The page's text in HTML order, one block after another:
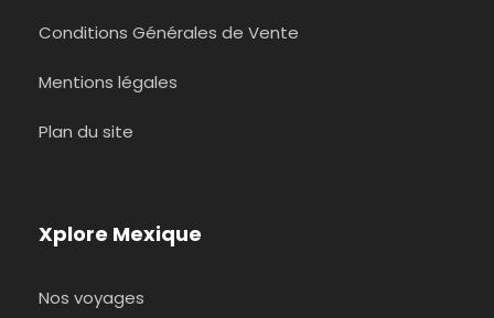
Conditions Générales de Vente
Mentions légales
Plan du site
Xplore Mexique
Nos voyages